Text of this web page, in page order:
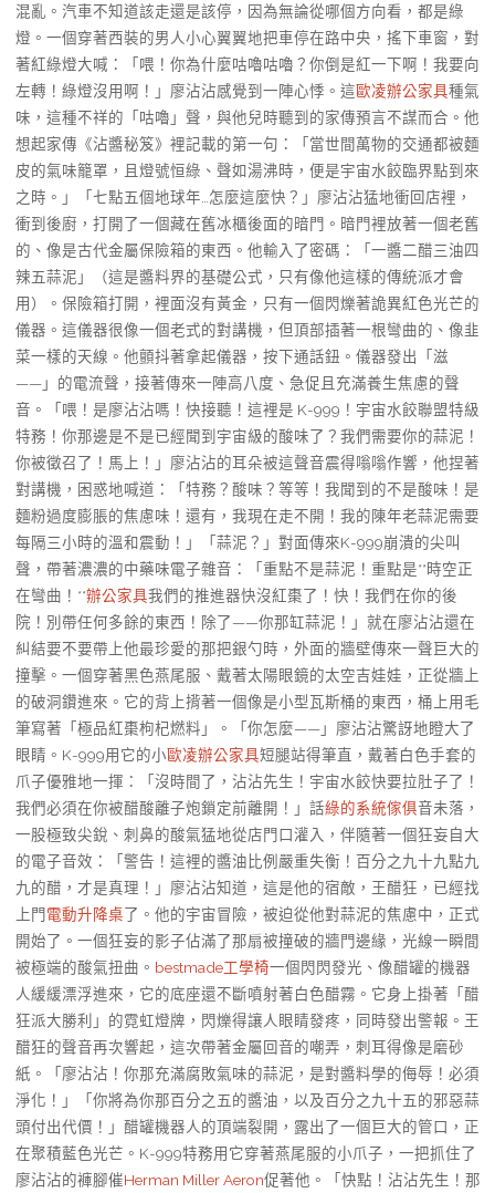
混亂。汽車不知道該走還是該停，因為無論從哪個方向看，都是綠
燈。一個穿著西裝的男人小心翼翼地把車停在路中央，搖下車窗，對
著紅綠燈大喊：「喂！你為什麼咕嚕咕嚕？你倒是紅一下啊！我要向
左轉！綠燈沒用啊！」廖沾沾感覺到一陣心悸。這歐凌辦公家具種氣
味，這種不祥的「咕嚕」聲，與他兒時聽到的家傳預言不謀而合。他
想起家傳《沾醬秘笈》裡記載的第一句：「當世間萬物的交通都被麵
皮的氣味籠罩，且燈號恒綠、聲如湯沸時，便是宇宙水餃臨界點到來
之時。」「七點五個地球年…怎麼這麼快？」廖沾沾猛地衝回店裡，
衝到後廚，打開了一個藏在舊冰櫃後面的暗門。暗門裡放著一個老舊
的、像是古代金屬保險箱的東西。他輸入了密碼：「一醬二醋三油四
辣五蒜泥」（這是醬料界的基礎公式，只有像他這樣的傳統派才會
用）。保險箱打開，裡面沒有黃金，只有一個閃爍著詭異紅色光芒的
儀器。這儀器很像一個老式的對講機，但頂部插著一根彎曲的、像韭
菜一樣的天線。他顫抖著拿起儀器，按下通話鈕。儀器發出「滋
——」的電流聲，接著傳來一陣高八度、急促且充滿養生焦慮的聲
音。「喂！是廖沾沾嗎！快接聽！這裡是 K-999！宇宙水餃聯盟特級
特務！你那邊是不是已經聞到宇宙級的酸味了？我們需要你的蒜泥！
你被徵召了！馬上！」廖沾沾的耳朵被這聲音震得嗡嗡作響，他捏著
對講機，困惑地喊道：「特務？酸味？等等！我聞到的不是酸味！是
麵粉過度膨脹的焦慮味！還有，我現在走不開！我的陳年老蒜泥需要
每隔三小時的溫和震動！」「蒜泥？」對面傳來K-999崩潰的尖叫
聲，帶著濃濃的中藥味電子雜音：「重點不是蒜泥！重點是**時空正
在彎曲！**辦公家具我們的推進器快沒紅棗了！快！我們在你的後
院！別帶任何多餘的東西！除了——你那缸蒜泥！」就在廖沾沾還在
糾結要不要帶上他最珍愛的那把銀勺時，外面的牆壁傳來一聲巨大的
撞擊。一個穿著黑色燕尾服、戴著太陽眼鏡的太空吉娃娃，正從牆上
的破洞鑽進來。它的背上揹著一個像是小型瓦斯桶的東西，桶上用毛
筆寫著「極品紅棗枸杞燃料」。「你怎麼——」廖沾沾驚訝地瞪大了
眼睛。K-999用它的小歐凌辦公家具短腿站得筆直，戴著白色手套的
爪子優雅地一揮：「沒時間了，沾沾先生！宇宙水餃快要拉肚子了！
我們必須在你被醋酸離子炮鎖定前離開！」話綠的系統傢俱音未落，
一股極致尖銳、刺鼻的酸氣猛地從店門口灌入，伴隨著一個狂妄自大
的電子音效：「警告！這裡的醬油比例嚴重失衡！百分之九十九點九
九的醋，才是真理！」廖沾沾知道，這是他的宿敵，王醋狂，已經找
上門電動升降桌了。他的宇宙冒險，被迫從他對蒜泥的焦慮中，正式
開始了。一個狂妄的影子佔滿了那扇被撞破的牆門邊緣，光線一瞬間
被極端的酸氣扭曲。 bestmade工學椅一個閃閃發光、像醋罐的機器
人緩緩漂浮進來，它的底座還不斷噴射著白色醋霧。它身上掛著「醋
狂派大勝利」的霓虹燈牌，閃爍得讓人眼睛發疼，同時發出警報。王
醋狂的聲音再次響起，這次帶著金屬回音的嘲弄，刺耳得像是磨砂
紙。「廖沾沾！你那充滿腐敗氣味的蒜泥，是對醬料學的侮辱！必須
淨化！」「你將為你那百分之五的醬油，以及百分之九十五的邪惡蒜
頭付出代價！」醋罐機器人的頂端裂開，露出了一個巨大的管口，正
在聚積藍色光芒。K-999特務用它穿著燕尾服的小爪子，一把抓住了
廖沾沾的褲腳催Herman Miller Aeron促著他。「快點！沾沾先生！那